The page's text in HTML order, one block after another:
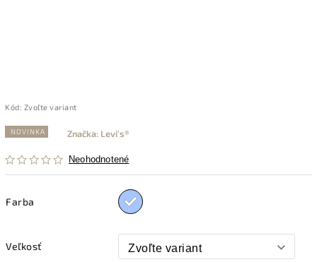
Kód: Zvoľte variant
NOVINKA
Neohodnotené
Značka: Levi's®
Farba
Veľkosť